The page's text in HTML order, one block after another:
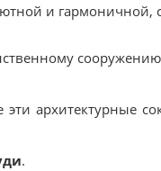
и гармоничной,
архитектурные
.